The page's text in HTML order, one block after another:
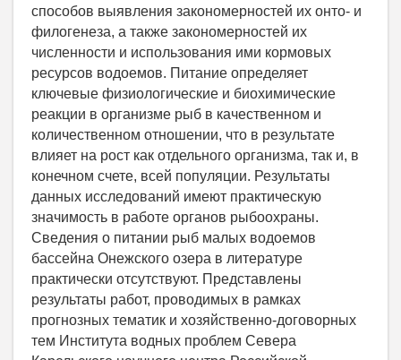
способов выявления закономерностей их онто- и
филогенеза, а также закономерностей их
численности и использования ими кормовых
ресурсов водоемов. Питание определяет
ключевые физиологические и биохимические
реакции в организме рыб в качественном и
количественном отношении, что в результате
влияет на рост как отдельного организма, так и, в
конечном счете, всей популяции. Результаты
данных исследований имеют практическую
значимость в работе органов рыбоохраны.
Сведения о питании рыб малых водоемов
бассейна Онежского озера в литературе
практически отсутствуют. Представлены
результаты работ, проводимых в рамках
прогнозных тематик и хозяйственно-договорных
тем Института водных проблем Севера